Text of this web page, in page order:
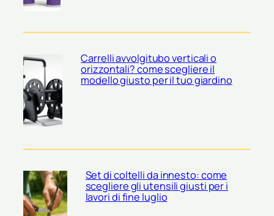
Carrelli avvolgitubo verticali o
orizzontali? come scegliere il
modello giusto per il tuo giardino
Set di coltelli da innesto: come
scegliere gli utensili giusti per i
lavori di fine luglio